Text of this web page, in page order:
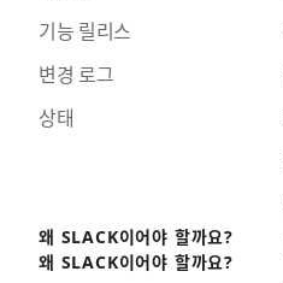
기능 릴리스
변경 로그
상태
왜 SLACK이어야 할까요?
왜 SLACK이어야 할까요?